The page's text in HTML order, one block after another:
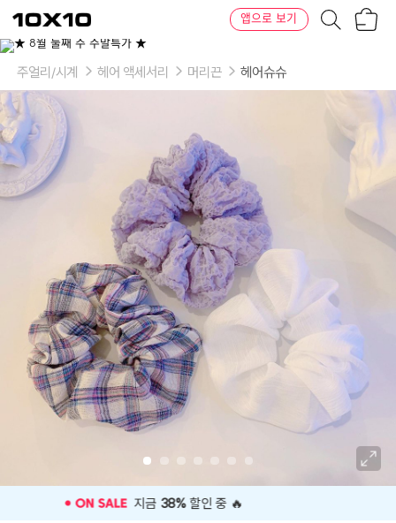
텐
바
텐
앱으로 보기
이
상
-
옵
션:
선
박
스
지
주얼리/시계 헤어 액세서리 머리끈 헤어슈슈
⭐️ 고객 평점4.8인기 상품 ⭐️